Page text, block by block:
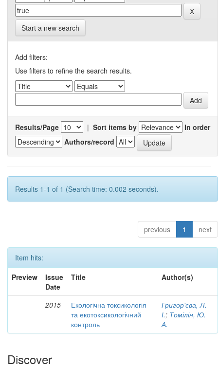
Start a new search
Add filters:
Use filters to refine the search results.
Results/Page | Sort items by
In order
Authors/record
Results 1-1 of 1 (Search time: 0.002 seconds).
previous 1 next
Item hits:
Preview
Issue
Date
Title Author(s)
2015
Екологічна токсикологія
та екотоксикологічний
контроль
Григор'єва, Л.
І.; Томілін, Ю.
А.
Discover